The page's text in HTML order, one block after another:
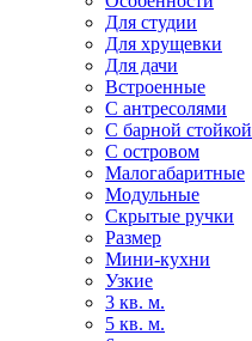
Для студии
Для хрущевки
Для дачи
Встроенные
С антресолями
С барной стойкой
С островом
Малогабаритные
Модульные
Скрытые ручки
Размер
Мини-кухни
Узкие
3 кв. м.
5 кв. м.